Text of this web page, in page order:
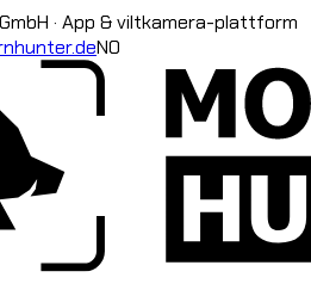
· App & viltkamera-plattform
NO